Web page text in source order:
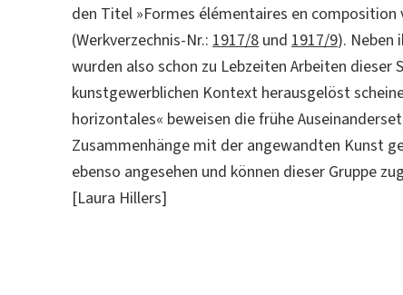
den Titel »Formes élémentaires en
(Werkverzechnis-Nr.: 1917/8 und 1917/9). Neben
wurden also schon zu Lebzeiten Arbeiten dieser
kunstgewerblichen Kontext herausgelöst
horizontales« beweisen die frühe
Zusammenhänge mit der angewandten Kunst
ebenso angesehen und können dieser Gruppe
[Laura Hillers]